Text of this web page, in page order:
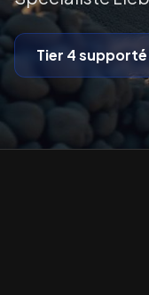
Tier 4supporté